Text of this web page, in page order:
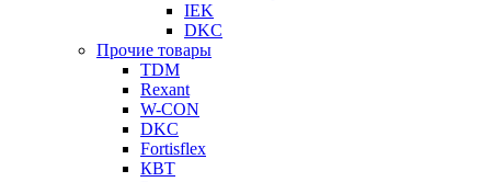
IEK
DKC
Прочие товары
TDM
Rexant
W-CON
DKC
Fortisflex
КВТ